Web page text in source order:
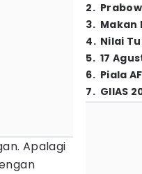
Apalagi
2.
3. Makan
4. Nilai
5. 17
6. Piala
7. GIIAS